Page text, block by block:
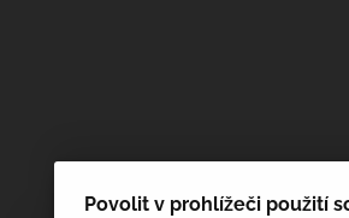
Povolit v prohlížeči použití